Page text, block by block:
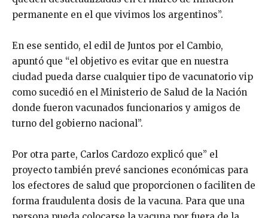
permanente en el que vivimos los argentinos”.
En ese sentido, el edil de Juntos por el Cambio,
apuntó que “el objetivo es evitar que en nuestra
ciudad pueda darse cualquier tipo de vacunatorio vip
como sucedió en el Ministerio de Salud de la Nación
donde fueron vacunados funcionarios y amigos de
turno del gobierno nacional”.
Por otra parte, Carlos Cardozo explicó que” el
proyecto también prevé sanciones económicas para
los efectores de salud que proporcionen o faciliten de
forma fraudulenta dosis de la vacuna. Para que una